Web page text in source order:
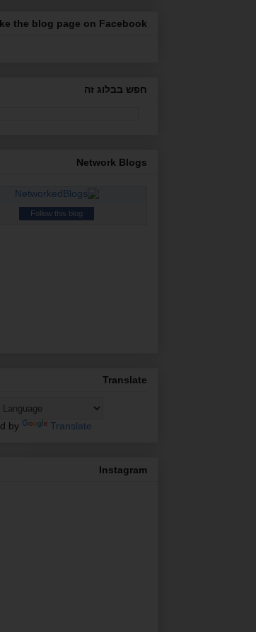
the blog page on Facebook
חפש בבלוג זה
Network Blogs
Follow this blog
Translate
by Translate
Instagram